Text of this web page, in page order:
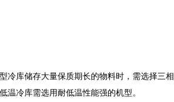
冷库储存大量保质期长的物料时，需选择三相
冷库需选用耐低温性能强的机型。